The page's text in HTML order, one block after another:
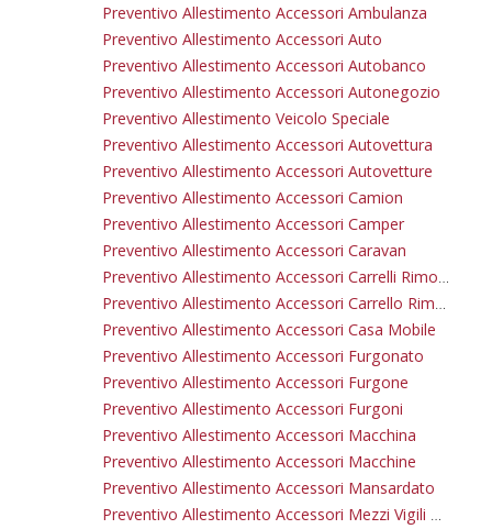
Preventivo Allestimento Accessori Ambulanza
Preventivo Allestimento Accessori Auto
Preventivo Allestimento Accessori Autobanco
Preventivo Allestimento Accessori Autonegozio
Preventivo Allestimento Veicolo Speciale
Preventivo Allestimento Accessori Autovettura
Preventivo Allestimento Accessori Autovetture
Preventivo Allestimento Accessori Camion
Preventivo Allestimento Accessori Camper
Preventivo Allestimento Accessori Caravan
Preventivo Allestimento Accessori Carrelli Rimorchio
Preventivo Allestimento Accessori Carrello Rimorchio
Preventivo Allestimento Accessori Casa Mobile
Preventivo Allestimento Accessori Furgonato
Preventivo Allestimento Accessori Furgone
Preventivo Allestimento Accessori Furgoni
Preventivo Allestimento Accessori Macchina
Preventivo Allestimento Accessori Macchine
Preventivo Allestimento Accessori Mansardato
Preventivo Allestimento Accessori Mezzi Vigili Del Fuoco